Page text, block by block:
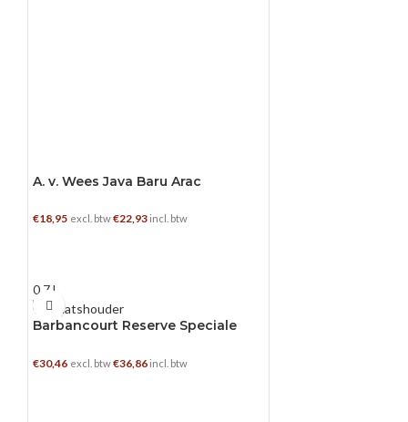
A. v. Wees Java Baru Arac
€18,95 excl. btw€22,93 incl. btw
0.7 L
Barbancourt Reserve Speciale
€30,46 excl. btw€36,86 incl. btw